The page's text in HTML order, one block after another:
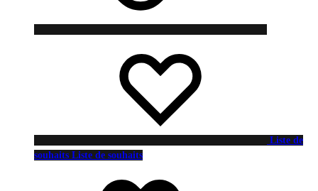
Liste de
souhaits Liste de souhaits